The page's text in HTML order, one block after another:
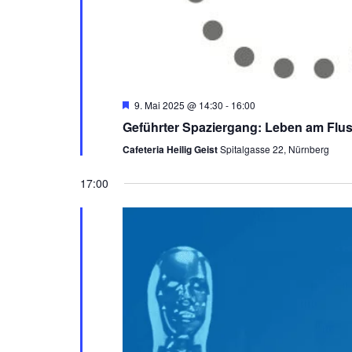
Empfohlen
9. Mai 2025 @ 14:30 - 16:00
Geführter Spaziergang: Leben am
Cafeteria Heilig GeistSpitalgasse 22, Nürnberg
17:00